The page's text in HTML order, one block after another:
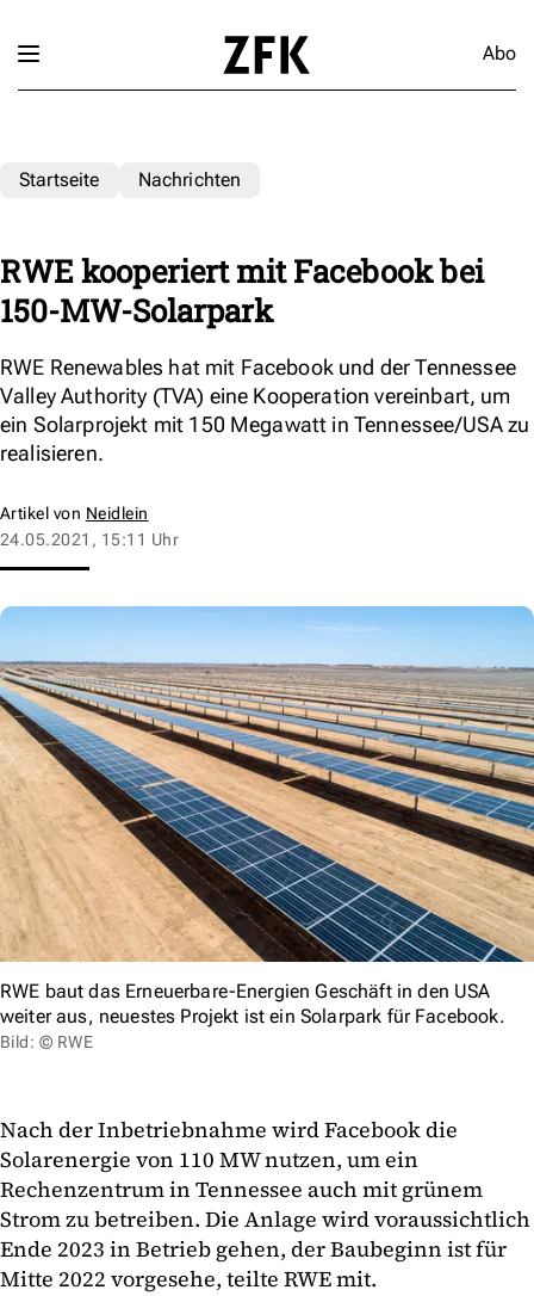
Abo
Startseite Nachrichten
RWE kooperiert mit Facebook bei
150-MW-Solarpark
RWE Renewables hat mit Facebook und der Tennessee
Valley Authority (TVA) eine Kooperation vereinbart, um
ein Solarprojekt mit 150 Megawatt in Tennessee/USA zu
realisieren.
Artikel von Neidlein
24.05.2021, 15:11 Uhr
RWE baut das Erneuerbare-Energien Geschäft in den USA
weiter aus, neuestes Projekt ist ein Solarpark für Facebook.
Bild: © RWE
Nach der Inbetriebnahme wird Facebook die
Solarenergie von 110 MW nutzen, um ein
Rechenzentrum in Tennessee auch mit grünem
Strom zu betreiben. Die Anlage wird voraussichtlich
Ende 2023 in Betrieb gehen, der Baubeginn ist für
Mitte 2022 vorgesehe, teilte RWE mit.